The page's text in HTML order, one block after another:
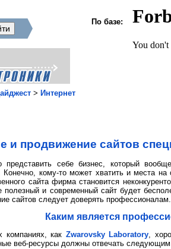
По базе:
> Интернет
и продвижение сайтов
представить себе бизнес, который
Конечно, кому-то может хватить и места
сайта фирма становится
полезный и современный сайт будет
сайтов следует доверять профессионалам.
Каким является
компаниях, как Zwarovsky Laboratory,
веб-ресурсы должны отвечать следующим